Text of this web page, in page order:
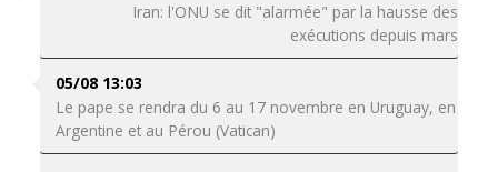
Iran: l'ONU se dit "alarmée" par la hausse des
exécutions depuis mars
05/08 13:03
Le pape se rendra du 6 au 17 novembre en Uruguay, en
Argentine et au Pérou (Vatican)